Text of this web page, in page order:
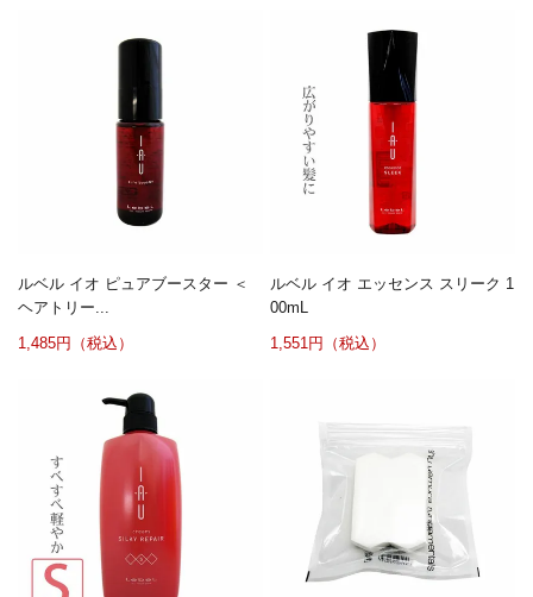
ルベル イオ ピュアブースター ＜
ヘアトリー...
1,485円（税込）
ルベル イオ エッセンス スリーク 1
00mL
1,551円（税込）